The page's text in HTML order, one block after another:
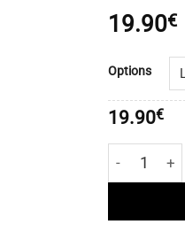
19.90€
Options
19.90€
quantité de